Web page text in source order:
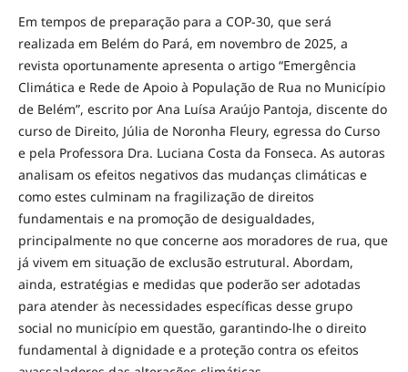
Em tempos de preparação para a COP-30, que será
realizada em Belém do Pará, em novembro de 2025, a
revista oportunamente apresenta o artigo “Emergência
Climática e Rede de Apoio à População de Rua no Município
de Belém”, escrito por Ana Luísa Araújo Pantoja, discente do
curso de Direito, Júlia de Noronha Fleury, egressa do Curso
e pela Professora Dra. Luciana Costa da Fonseca. As autoras
analisam os efeitos negativos das mudanças climáticas e
como estes culminam na fragilização de direitos
fundamentais e na promoção de desigualdades,
principalmente no que concerne aos moradores de rua, que
já vivem em situação de exclusão estrutural. Abordam,
ainda, estratégias e medidas que poderão ser adotadas
para atender às necessidades específicas desse grupo
social no município em questão, garantindo-lhe o direito
fundamental à dignidade e a proteção contra os efeitos